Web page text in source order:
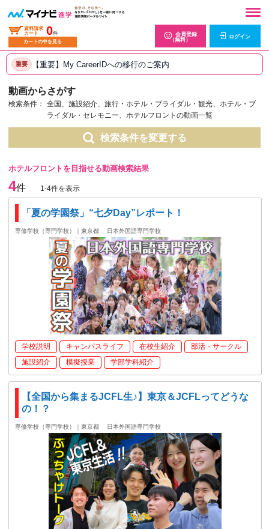
資料請求
カート
0件
カートの中を見る
会員登録
（無料）
ログイン
重要 【重要】My CareerIDへの移行のご案内
動画からさがす
検索条件：
全国、施設紹介、旅行・ホテル・ブライダル・観光、ホテル・ブ
ライダル・セレモニー、ホテルフロントの動画一覧
検索条件を変更する
ホテルフロントを目指せる動画検索結果
4件 1-4件を表示
「夏の学園祭」“七夕Day”レポート！
専修学校（専門学校）｜東京都 日本外国語専門学校
学校説明 キャンパスライフ 在校生紹介
部活・サークル
施設紹介
模擬授業 学部学科紹介
【全国から集まるJCFL生♪】東京＆JCFLってどうな
の！？
専修学校（専門学校）｜東京都 日本外国語専門学校